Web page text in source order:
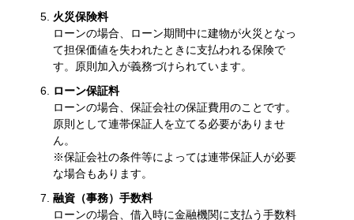
火災保険料
ローンの場合、ローン期間中に建物が火災となっ
て担保価値を失われたときに支払われる保険で
す。原則加入が義務づけられています。
ローン保証料
ローンの場合、保証会社の保証費用のことです。
原則として連帯保証人を立てる必要がありませ
ん。
※保証会社の条件等によっては連帯保証人が必要
な場合もあります。
融資（事務）手数料
ローンの場合、借入時に金融機関に支払う手数料